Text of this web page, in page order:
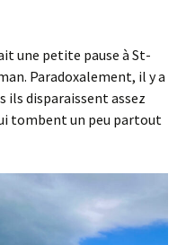
une petite pause à St-
Paradoxalement, il y a
ils disparaissent assez
tombent un peu partout